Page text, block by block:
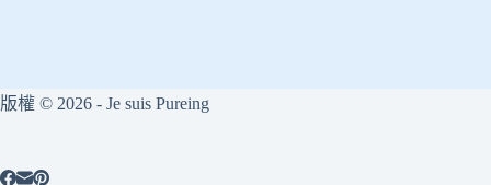
版權 © 2026 - Je suis Pureing